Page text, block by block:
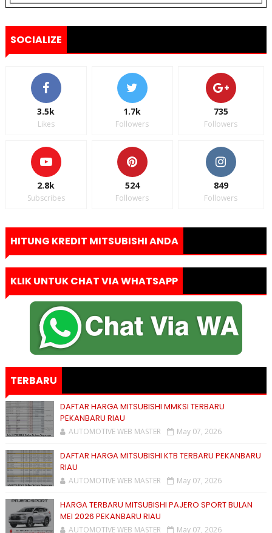
SOCIALIZE
3.5k
Likes
1.7k
Followers
735
Followers
2.8k
Subscribes
524
Followers
849
Followers
HITUNG KREDIT MITSUBISHI ANDA
KLIK UNTUK CHAT VIA WHATSAPP
TERBARU
DAFTAR HARGA MITSUBISHI MMKSI TERBARU
PEKANBARU RIAU
AUTOMOTIVE WEB MASTER May 07, 2026
DAFTAR HARGA MITSUBISHI KTB TERBARU PEKANBARU
RIAU
AUTOMOTIVE WEB MASTER May 07, 2026
HARGA TERBARU MITSUBISHI PAJERO SPORT BULAN
MEI 2026 PEKANBARU RIAU
AUTOMOTIVE WEB MASTER May 07, 2026